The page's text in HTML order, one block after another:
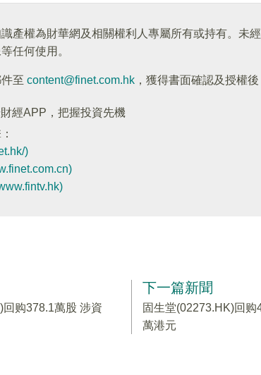
產權為財華網及相關權利人專屬所有或持有。未
任何使用。
至 content@finet.com.hk ，獲得書面確認及授權後
經APP，把握投資先機
)
购378.1萬股 涉資
下一篇新聞
固生堂(02273.HK)回
萬港元